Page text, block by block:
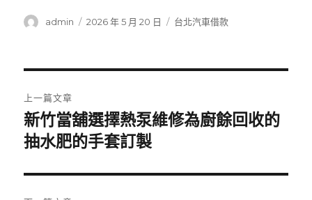
作
admin
發
2026 年 5 月 20 日
分
台北汽車借款
章
導
覽
上一篇文章
上
一
文
章:
新竹當舖選擇熱泵維修為廚餘回收的
抽水肥的手套訂製